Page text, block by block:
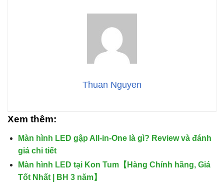
Thuan Nguyen
Xem thêm:
Màn hình LED gập All-in-One là gì? Review và đánh
giá chi tiết
Màn hình LED tại Kon Tum【Hàng Chính hãng, Giá
Tốt Nhất | BH 3 năm】